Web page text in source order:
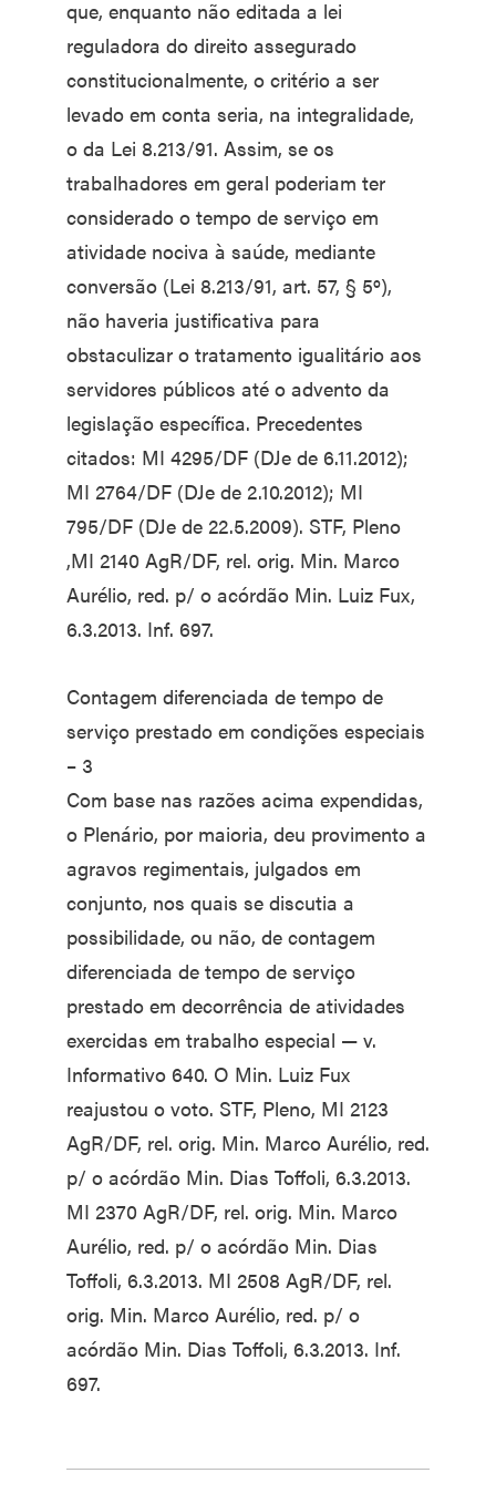
que, enquanto não editada a lei
reguladora do direito assegurado
constitucionalmente, o critério a ser
levado em conta seria, na integralidade,
o da Lei 8.213/91. Assim, se os
trabalhadores em geral poderiam ter
considerado o tempo de serviço em
atividade nociva à saúde, mediante
conversão (Lei 8.213/91, art. 57, § 5º),
não haveria justificativa para
obstaculizar o tratamento igualitário aos
servidores públicos até o advento da
legislação específica. Precedentes
citados: MI 4295/DF (DJe de 6.11.2012);
MI 2764/DF (DJe de 2.10.2012); MI
795/DF (DJe de 22.5.2009). STF, Pleno
,MI 2140 AgR/DF, rel. orig. Min. Marco
Aurélio, red. p/ o acórdão Min. Luiz Fux,
6.3.2013. Inf. 697.
Contagem diferenciada de tempo de
serviço prestado em condições especiais
– 3
Com base nas razões acima expendidas,
o Plenário, por maioria, deu provimento a
agravos regimentais, julgados em
conjunto, nos quais se discutia a
possibilidade, ou não, de contagem
diferenciada de tempo de serviço
prestado em decorrência de atividades
exercidas em trabalho especial — v.
Informativo 640. O Min. Luiz Fux
reajustou o voto. STF, Pleno, MI 2123
AgR/DF, rel. orig. Min. Marco Aurélio, red.
p/ o acórdão Min. Dias Toffoli, 6.3.2013.
MI 2370 AgR/DF, rel. orig. Min. Marco
Aurélio, red. p/ o acórdão Min. Dias
Toffoli, 6.3.2013. MI 2508 AgR/DF, rel.
orig. Min. Marco Aurélio, red. p/ o
acórdão Min. Dias Toffoli, 6.3.2013. Inf.
697.